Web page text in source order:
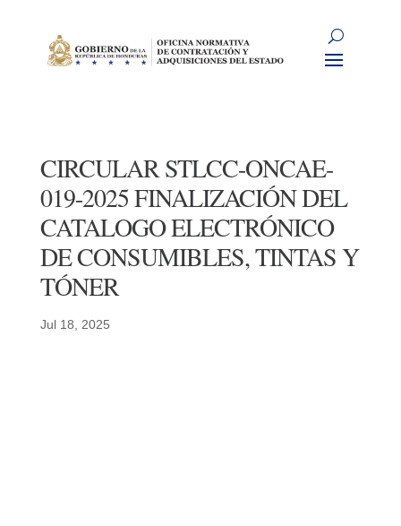
CIRCULAR STLCC-ONCAE-
019-2025 FINALIZACIÓN DEL
CATALOGO ELECTRÓNICO
DE CONSUMIBLES, TINTAS Y
TÓNER
Jul 18, 2025